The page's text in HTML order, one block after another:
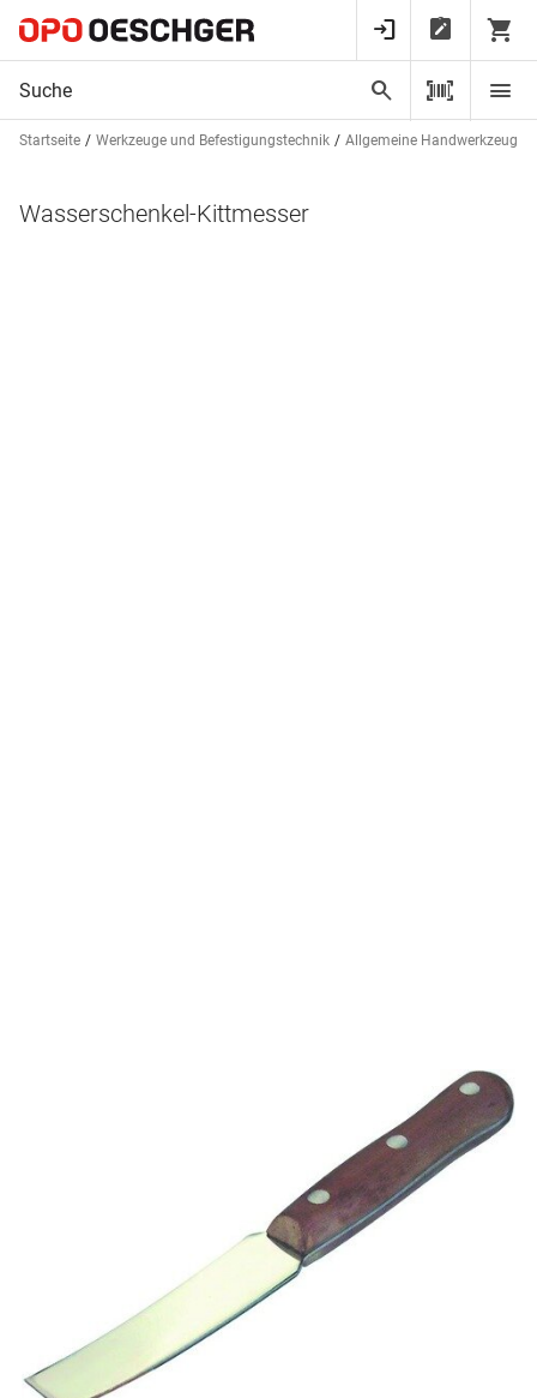
Startseite Werkzeuge und Befestigungstechnik Allgemeine Handwerkzeuge
Wasserschenkel-Kittmesser